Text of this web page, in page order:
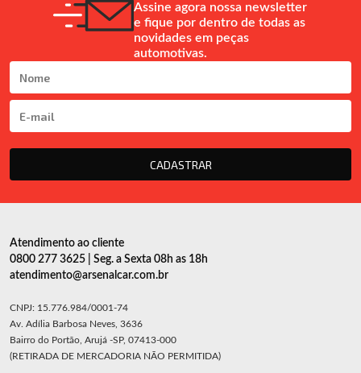
Assine agora nossa newsletter
e fique por dentro de todas as
novidades em peças
automotivas.
CADASTRAR
Atendimento ao cliente
0800 277 3625 | Seg. a Sexta 08h as 18h
atendimento@arsenalcar.com.br
CNPJ: 15.776.984/0001-74
Av. Adília Barbosa Neves, 3636
Bairro do Portão, Arujá -SP, 07413-000
(RETIRADA DE MERCADORIA NÃO PERMITIDA)